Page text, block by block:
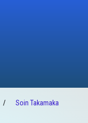
Soin Takamaka